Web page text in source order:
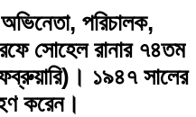
পরিচালক,
সোহেল রানার ৭৪তম
১৯৪৭ সালের
করেন।